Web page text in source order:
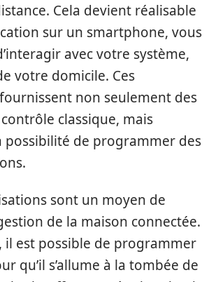
Cela devient réalisable
sur un smartphone, vous
avec votre système,
votre domicile. Ces
non seulement des
classique, mais
possibilité de programmer des
sont un moyen de
de la maison connectée.
il est possible de programmer
qu’il s’allume à la tombée de